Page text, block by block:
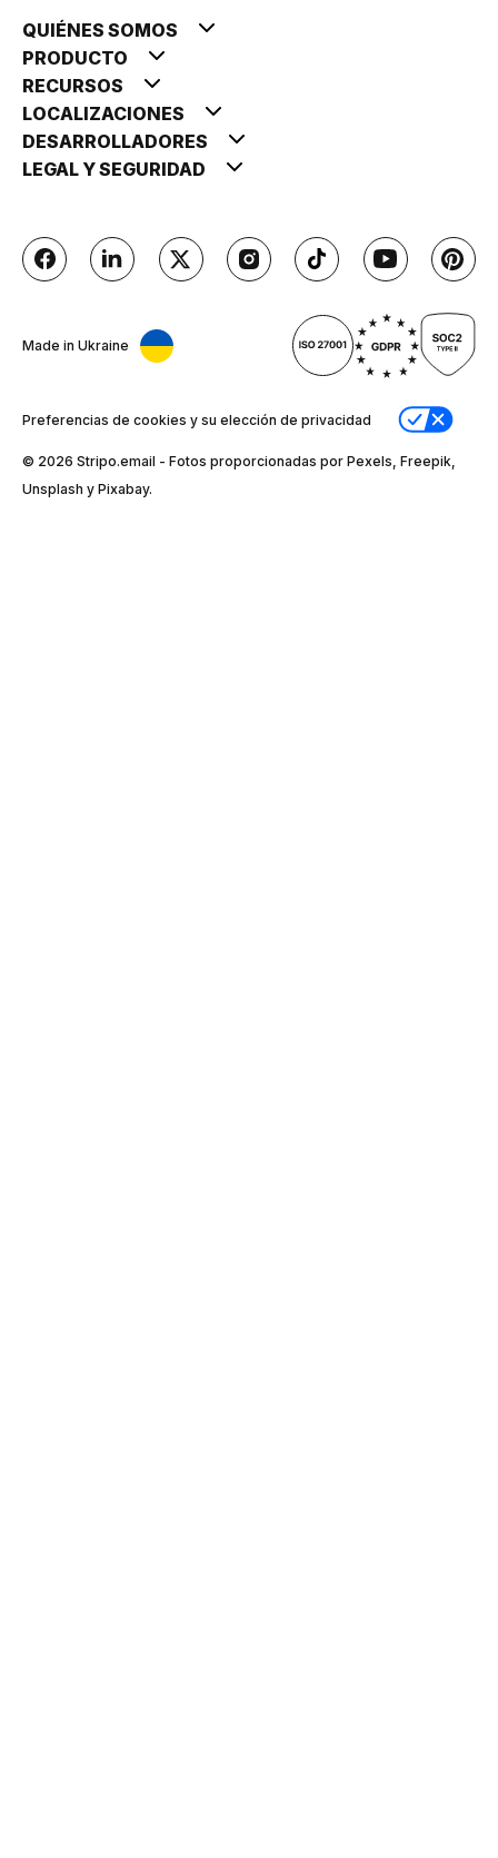
QUIÉNES SOMOS
PRODUCTO
RECURSOS
LOCALIZACIONES
DESARROLLADORES
LEGAL Y SEGURIDAD
Made in Ukraine
Preferencias de cookies y su elección de privacidad
© 2026 Stripо.email - Fotos proporcionadas por Pexels, Freepik,
Unsplash y Pixabay.